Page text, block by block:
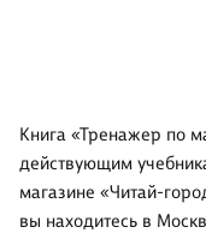
Книга «Тренажер по
действующим
магазине «Читай-
вы находитесь в